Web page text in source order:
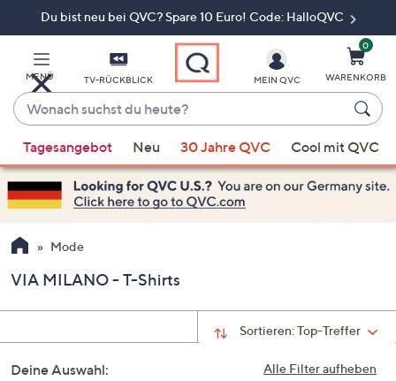
Du bist neu bei QVC? Spare 10 Euro! Code: HalloQVC
MENÜ TV-RÜCKBLICK
Wonach
suchst
du
heute?
Vorschläge
verfügbar
sind,
verwenden
Sie
Pfeiltasten
nach
und
nach
MEIN QVC
0
WARENKORB
Tagesangebot Neu 30 Jahre QVC Cool mit QVC
Mode
VIA MILANO - T-Shirts
Sortieren:Top-Treffer
Alle Filter aufheben
Deine Auswahl: